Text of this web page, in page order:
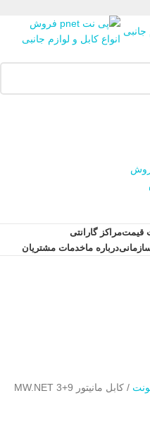
قیمتمراکز گارانتی
درباره ماخدمات مشتریان
کابل مانیتور 9+3 MW.NET